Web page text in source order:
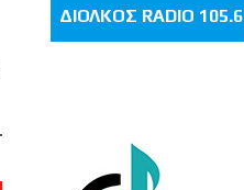
ΔΙΟΛΚΟΣ RADIO 105.6